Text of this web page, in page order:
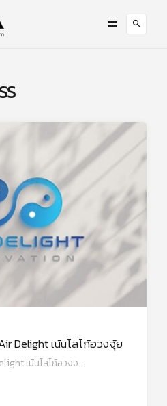
Delight เน้นโลโก้ฮวงจุ้ย
เน้นโลโก้ฮวงจ…